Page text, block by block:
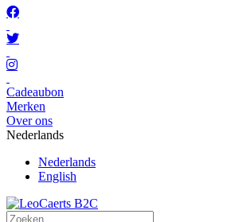
Cadeaubon
Merken
Over ons
Nederlands
Nederlands
English